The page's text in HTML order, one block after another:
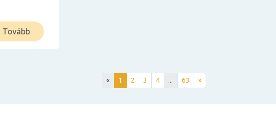
Tovább
« 1 2 3 4 ... 63 »